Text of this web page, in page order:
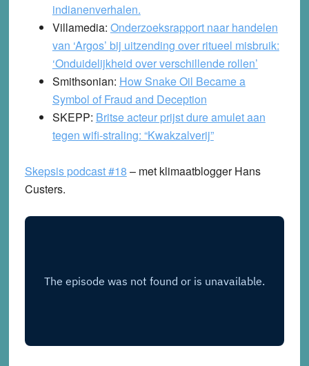
indianenverhalen.
Villamedia: Onderzoeksrapport naar handelen
van ‘Argos’ bij uitzending over ritueel misbruik:
‘Onduidelijkheid over verschillende rollen’
Smithsonian: How Snake Oil Became a
Symbol of Fraud and Deception
SKEPP: Britse acteur prijst dure amulet aan
tegen wifi-straling: “Kwakzalverij”
Skepsis podcast #18 – met klimaatblogger Hans
Custers.